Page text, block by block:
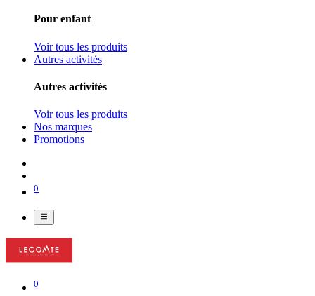
Pour enfant
Voir tous les produits
Autres activités
Autres activités
Voir tous les produits
Nos marques
Promotions
0
0